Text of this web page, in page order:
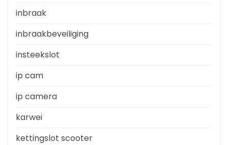
inbraak
inbraakbeveiliging
insteekslot
ip cam
ip camera
karwei
kettingslot scooter